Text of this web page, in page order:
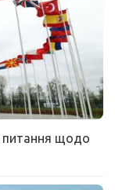
питання щодо